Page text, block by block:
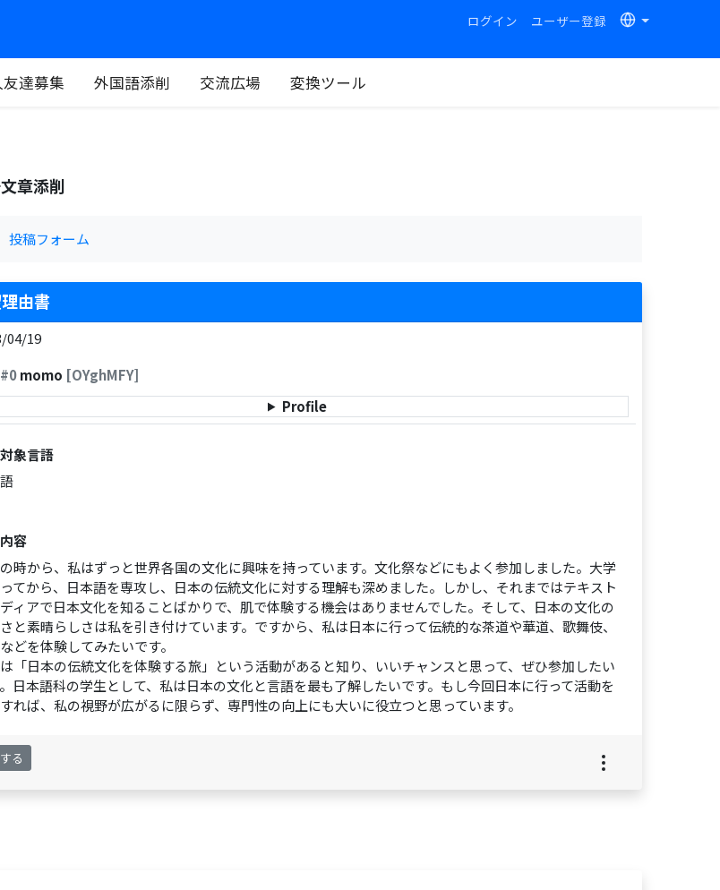
ログイン ユーザー登録
達募集 外国語添削 交流広場 変換ツール
章添削
投稿フォーム
由書
04/19
#0momo [OYghMFY]
Profile
象言語
容
時から、私はずっと世界各国の文化に興味を持っています。文化祭などにもよく参加しました。大学
てから、日本語を専攻し、日本の伝統文化に対する理解も深めました。しかし、それまではテキスト
ィアで日本文化を知ることばかりで、肌で体験する機会はありませんでした。そして、日本の文化の
と素晴らしさは私を引き付けています。ですから、私は日本に行って伝統的な茶道や華道、歌舞伎、
どを体験してみたいです。
「日本の伝統文化を体験する旅」という活動があると知り、いいチャンスと思って、ぜひ参加したい
日本語科の学生として、私は日本の文化と言語を最も了解したいです。もし今回日本に行って活動を
れば、私の視野が広がるに限らず、専門性の向上にも大いに役立つと思っています。
る